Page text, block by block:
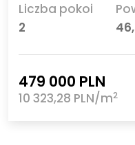
Liczba pokoi
2
479 000 PLN
10 323,28 PLN/m2